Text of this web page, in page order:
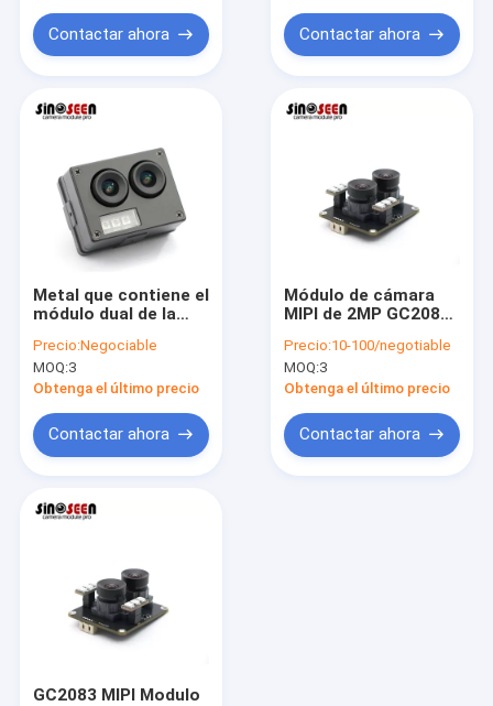
Videos
VR Show
Control de Calidad
Contacto
Todos los casos
Solicitar una cotización
Contactar ahora Contactar ahora
Metal que contiene el
módulo dual de la
la lente con el sensor
de Omnivision
OV7251
Precio:Negociable
MOQ:3
Obtenga el último precio
Contactar ahora
Módulo de cámara
MIPI de 2MP GC2083
energía, alto rango
dinámico y eficiencia
de píxeles
sistemas integrados
Precio:10-100/negotiable
MOQ:3
Obtenga el último precio
Contactar ahora
GC2083 MIPI Modulo